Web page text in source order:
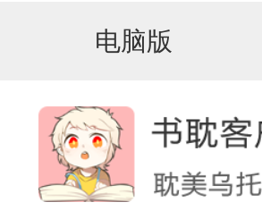
电脑版